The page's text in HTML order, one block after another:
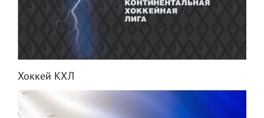
Хоккей КХЛ